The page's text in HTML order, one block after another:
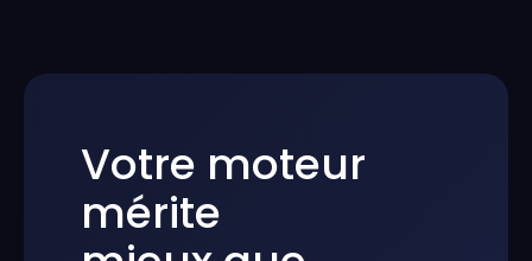
Votre moteur
mérite